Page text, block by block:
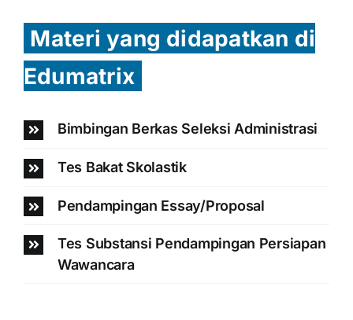
Materi yang didapatkan di
Edumatrix
Bimbingan Berkas Seleksi Administrasi
Tes Bakat Skolastik
Pendampingan Essay/Proposal
Tes Substansi Pendampingan Persiapan
Wawancara